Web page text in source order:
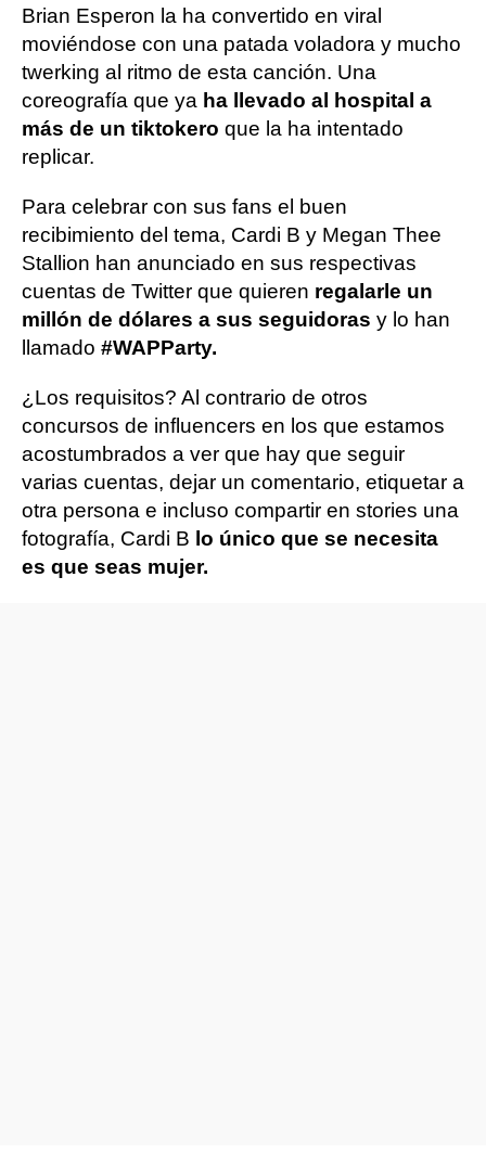
Brian Esperon la ha convertido en viral
moviéndose con una patada voladora y mucho
twerking al ritmo de esta canción. Una
coreografía que ya ha llevado al hospital a
más de un tiktokero que la ha intentado
replicar.
Para celebrar con sus fans el buen
recibimiento del tema, Cardi B y Megan Thee
Stallion han anunciado en sus respectivas
cuentas de Twitter que quieren regalarle un
millón de dólares a sus seguidoras y lo han
llamado #WAPParty.
¿Los requisitos? Al contrario de otros
concursos de influencers en los que estamos
acostumbrados a ver que hay que seguir
varias cuentas, dejar un comentario, etiquetar a
otra persona e incluso compartir en stories una
fotografía, Cardi B lo único que se necesita
es que seas mujer.